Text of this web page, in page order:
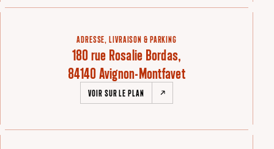
ADRESSE, LIVRAISON & PARKING
180 rue Rosalie Bordas,
84140 Avignon-Montfavet
VOIR SUR LE PLAN